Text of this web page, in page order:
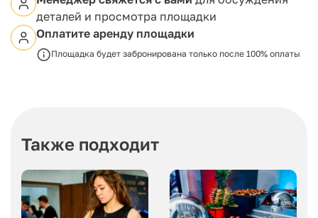
деталей и просмотра площадки
Оплатите аренду площадки
Площадка будет забронирована только после 100% оплаты
Также подходит